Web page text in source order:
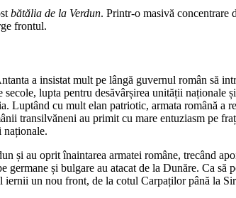
bătălia de la Verdun. Printr-o masivă concentrare
frontul.
a insistat mult pe lângă guvernul român să
lupta pentru desăvârșirea unității
cu mult elan patriotic, armata română a
transilvăneni au primit cu mare entuziasm pe
naționale.
și au oprit înaintarea armatei române, trecând
și bulgare au atacat de la Dunăre. Ca
un nou front, de la cotul Carpaților până la